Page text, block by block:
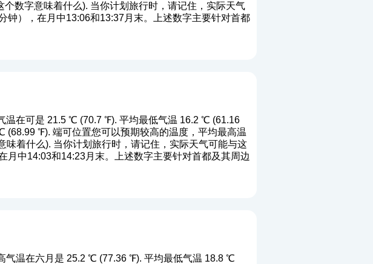
个数字意味着什么). 当你计划旅行时，请记住，实际天气
钟），在月中13:06和13:37月末。上述数字主要针对首都
温在可是 21.5 ℃ (70.7 ℉). 平均最低气温 16.2 ℃ (61.16
℉). 端可位置您可以预期较高的温度，平均最高温
味着什么). 当你计划旅行时，请记住，实际天气可能与这
中14:03和14:23月末。上述数字主要针对首都及其周边
气温在六月是 25.2 ℃ (77.36 ℉). 平均最低气温 18.8 ℃